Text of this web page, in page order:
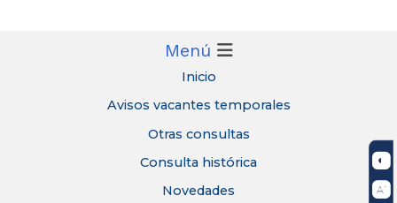
Menú
Inicio
Avisos vacantes temporales
Otras consultas
Consulta histórica
Novedades